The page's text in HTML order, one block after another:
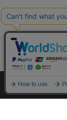
個人情報の取り扱いにつ